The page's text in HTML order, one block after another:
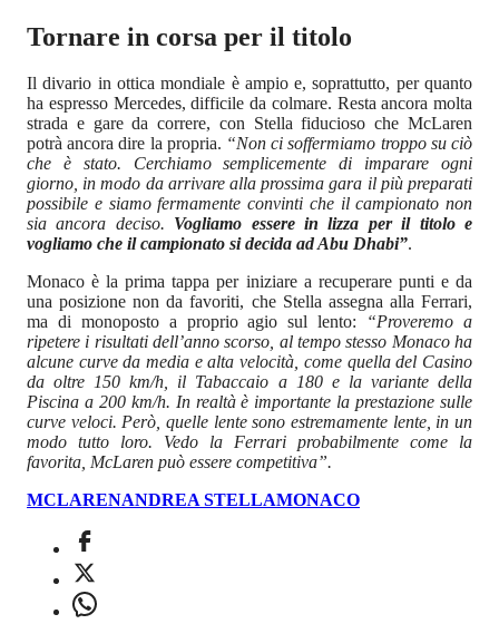
Tornare in corsa per il titolo
Il divario in ottica mondiale è ampio e, soprattutto, per quanto
ha espresso Mercedes, difficile da colmare. Resta ancora molta
strada e gare da correre, con Stella fiducioso che McLaren
potrà ancora dire la propria. “Non ci soffermiamo troppo su ciò
che è stato. Cerchiamo semplicemente di imparare ogni
giorno, in modo da arrivare alla prossima gara il più preparati
possibile e siamo fermamente convinti che il campionato non
sia ancora deciso. Vogliamo essere in lizza per il titolo e
vogliamo che il campionato si decida ad Abu Dhabi”.
Monaco è la prima tappa per iniziare a recuperare punti e da
una posizione non da favoriti, che Stella assegna alla Ferrari,
ma di monoposto a proprio agio sul lento: “Proveremo a
ripetere i risultati dell’anno scorso, al tempo stesso Monaco ha
alcune curve da media e alta velocità, come quella del Casino
da oltre 150 km/h, il Tabaccaio a 180 e la variante della
Piscina a 200 km/h. In realtà è importante la prestazione sulle
curve veloci. Però, quelle lente sono estremamente lente, in un
modo tutto loro. Vedo la Ferrari probabilmente come la
favorita, McLaren può essere competitiva”.
MCLARENANDREA STELLAMONACO